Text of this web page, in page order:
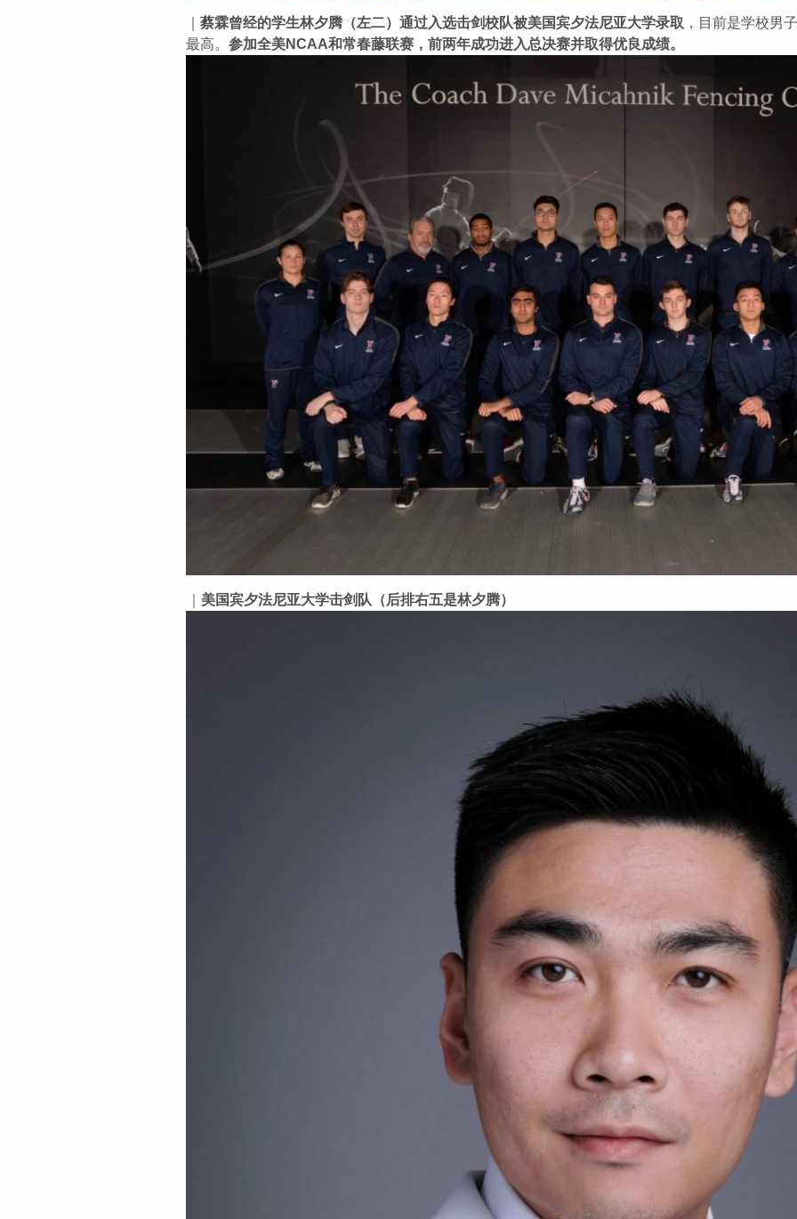
｜蔡霖曾经的学生林夕腾（左二）通过入选击剑校队被美国宾夕法尼亚大学录取 ，目前是学校男
最高。参加全美NCAA和常春藤联赛，前两年成功进入总决赛并取得优良成绩。
美国宾夕法尼亚大学击剑队（后排右五是林夕腾）